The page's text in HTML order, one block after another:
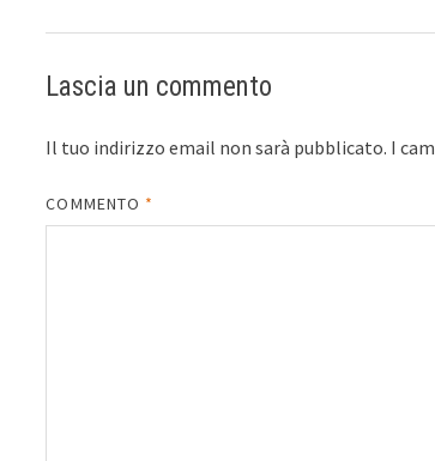
Lascia un commento
Il tuo indirizzo email non sarà pubblicato. I
COMMENTO *